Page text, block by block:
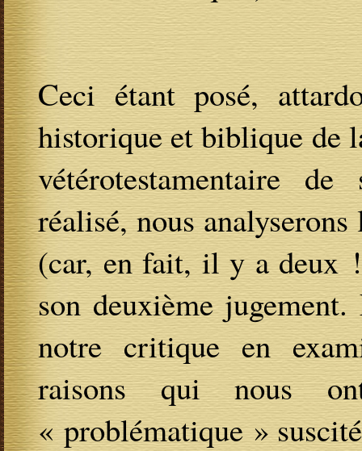
Ceci étant posé,
historique et biblique de
vétérotestamentaire
réalisé, nous
(car, en fait, il y a deux
son deuxième
notre critique en
raisons qui nous
« problématique »